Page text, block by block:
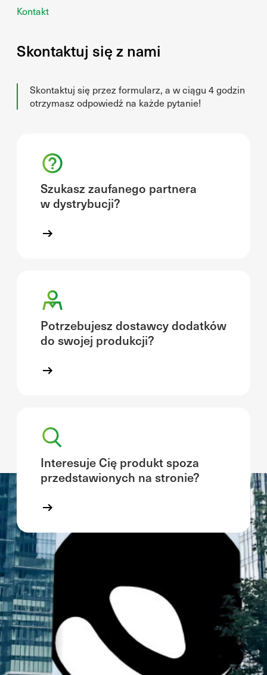
Kontakt
Skontaktuj się z nami
Skontaktuj się przez formularz, a w ciągu 4 godzin
otrzymasz odpowiedź na każde pytanie!
Szukasz zaufanego partnera
w dystrybucji?
Potrzebujesz dostawcy dodatków
do swojej produkcji?
Interesuje Cię produkt spoza
przedstawionych na stronie?